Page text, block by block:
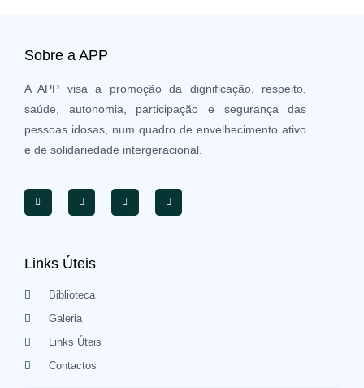
Sobre a APP
A APP visa a promoção da dignificação, respeito,
saúde, autonomia, participação e segurança das
pessoas idosas, num quadro de envelhecimento ativo
e de solidariedade intergeracional.
Links Úteis
Biblioteca
Galeria
Links Úteis
Contactos